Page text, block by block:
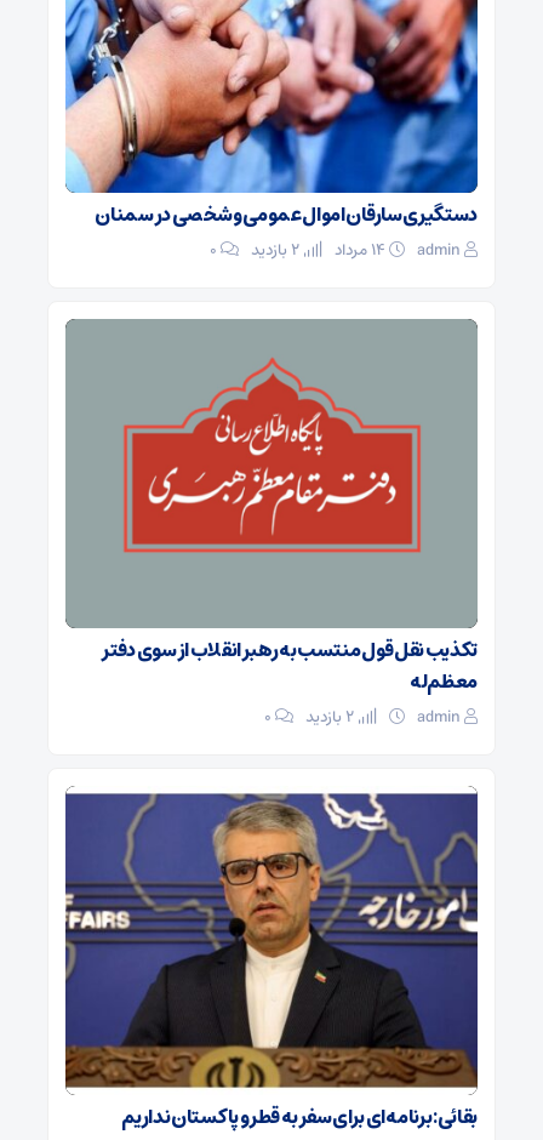
دستگیری سارقان اموال عمومی و شخصی در سمنان
admin ۰
تکذیب نقل قول منتسب به رهبر انقلاب از سوی دفتر
معظم‌له
admin ۰
بقائی: برنامه‌ای برای سفر به قطر و پاکستان نداریم